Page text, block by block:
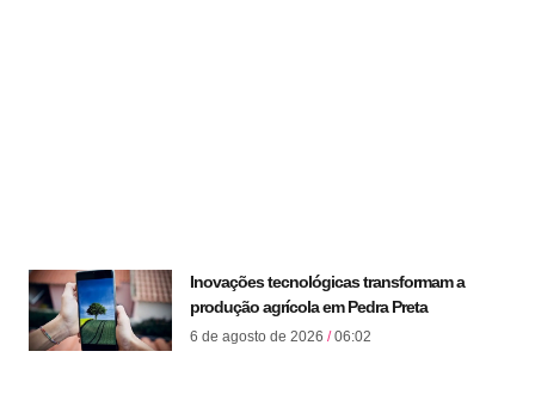
Inovações tecnológicas transformam a
produção agrícola em Pedra Preta
6 de agosto de 2026 06:02